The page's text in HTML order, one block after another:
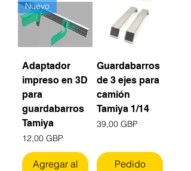
Nuevo
Adaptador
impreso en 3D
para
guardabarros
Tamiya
Precio
12,00 GBP
Agregar al
Guardabarros
de 3 ejes para
camión
Tamiya 1/14
Precio
39,00 GBP
Pedido